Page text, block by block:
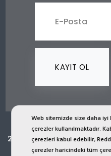
Web sitemizde size daha
çerezler kullanılmaktadır.
çerezleri kabul edebilir,
çerezler haricindeki tüm
KAYIT OL
2024 © Copyright İST İşçi
ist.com.tr internet sitesinde